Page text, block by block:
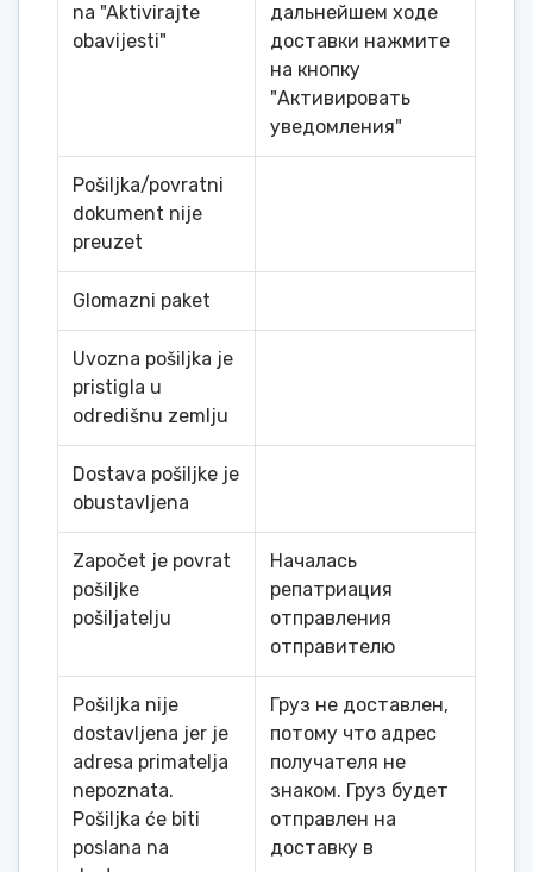
na "Aktivirajte
obavijesti"
дальнейшем ходе
доставки нажмите
на кнопку
"Активировать
уведомления"
Pošiljka/povratni
dokument nije
preuzet
Glomazni paket
Uvozna pošiljka je
pristigla u
odredišnu zemlju
Dostava pošiljke je
obustavljena
Započet je povrat
pošiljke
pošiljatelju
Началась
репатриация
отправления
отправителю
Pošiljka nije
dostavljena jer je
adresa primatelja
nepoznata.
Pošiljka će biti
poslana na
Груз не доставлен,
потому что адрес
получателя не
знаком. Груз будет
отправлен на
доставку в